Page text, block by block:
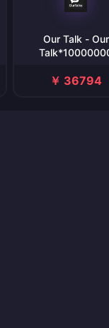
Our Talk - Our
￥ 36794